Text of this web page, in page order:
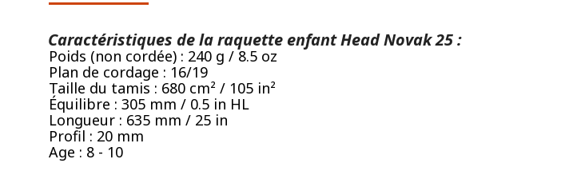
Caractéristiques de la raquette enfant Head Novak 25 :
Poids (non cordée) : 240 g / 8.5 oz
Plan de cordage : 16/19
Taille du tamis : 680 cm² / 105 in²
Équilibre : 305 mm / 0.5 in HL
Longueur : 635 mm / 25 in
Profil : 20 mm
Age : 8 - 10